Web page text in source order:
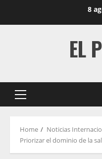
8
EL
Primary
Home
Noticias
Priorizar el dominio de la